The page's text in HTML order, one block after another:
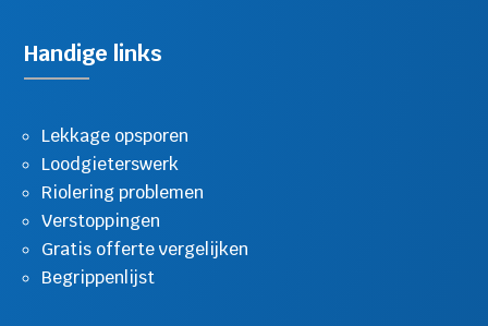
Handige links
Lekkage opsporen
Loodgieterswerk
Riolering problemen
Verstoppingen
Gratis offerte vergelijken
Begrippenlijst